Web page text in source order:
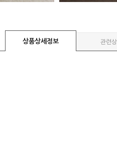
상품상세정보 관련